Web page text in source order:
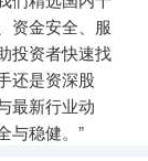
资金安全、服
投资者快速找
还是资深股
最新行业动
与稳健。”